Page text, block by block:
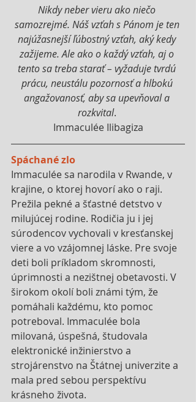
Nikdy neber vieru ako niečo
samozrejmé. Náš vzťah s Pánom je ten
najúžasnejší ľúbostný vzťah, aký kedy
zažijeme. Ale ako o každý vzťah, aj o
tento sa treba starať – vyžaduje tvrdú
prácu, neustálu pozornosť a hlbokú
angažovanosť, aby sa upevňoval a
rozkvital.
Immaculée Ilibagiza
Spáchané zlo
Immaculée sa narodila v Rwande, v
krajine, o ktorej hovorí ako o raji.
Prežila pekné a šťastné detstvo v
milujúcej rodine. Rodičia ju i jej
súrodencov vychovali v kresťanskej
viere a vo vzájomnej láske. Pre svoje
deti boli príkladom skromnosti,
úprimnosti a nezištnej obetavosti. V
širokom okolí boli známi tým, že
pomáhali každému, kto pomoc
potreboval. Immaculée bola
milovaná, úspešná, študovala
elektronické inžinierstvo a
strojárenstvo na Štátnej univerzite a
mala pred sebou perspektívu
krásneho života.